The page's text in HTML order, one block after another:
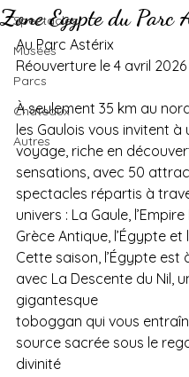
Spectacles
Musées
Parcs
Châteaux
Autres
Zone Egypte du Parc
Au Parc Astérix
Réouverture le 4 avril 2026
À seulement 35 km au
les Gaulois vous invitent à
voyage, riche en
sensations, avec 50
spectacles répartis à
univers : La Gaule,
Grèce Antique, l’Égypte et
Cette saison, l’Égypte est
avec La Descente du Nil,
gigantesque
toboggan qui vous
source sacrée sous le
divinité